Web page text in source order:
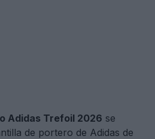
Adidas Trefoil 2026 se
de portero de Adidas de